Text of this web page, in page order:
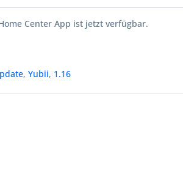
Center App ist jetzt verfügbar.
,Yubii, 1.16